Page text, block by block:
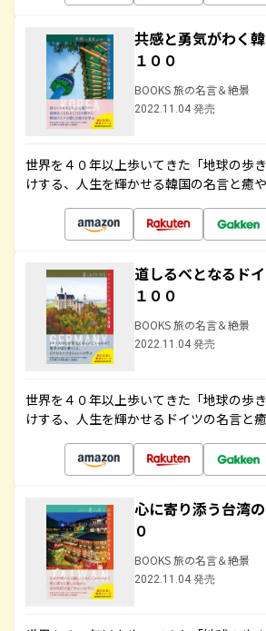
共感と勇気がわく
１００
BOOKS 旅の名言＆絶景
2022.11.04 発売
世界を４０年以上歩いてきた「地球の歩
けする、人生を輝かせる韓国の名言と癒
道しるべとなるド
１００
BOOKS 旅の名言＆絶景
2022.11.04 発売
世界を４０年以上歩いてきた「地球の歩
けする、人生を輝かせるドイツの名言と
心に寄り添う台湾
０
BOOKS 旅の名言＆絶景
2022.11.04 発売